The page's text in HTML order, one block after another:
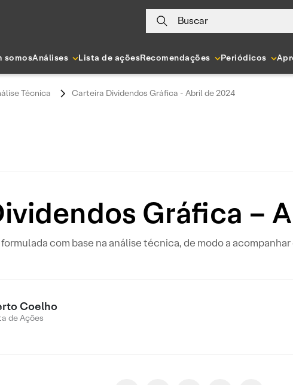
Buscar
somosAnálises Lista de açõesRecomendações Periódicos
Técnica Carteira Dividendos Gráfica - Abril de 2024
Gráfica –
com base na análise técnica, de modo a
Coelho
de Ações